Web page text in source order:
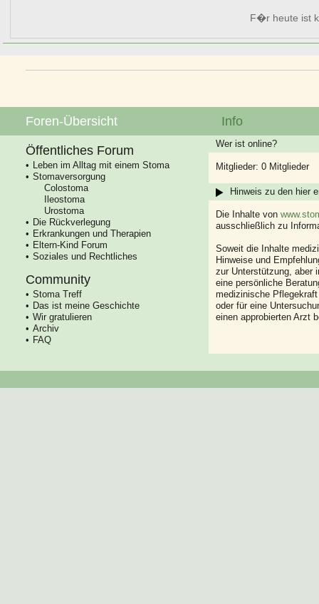
F�r heute ist
Foren-Übersicht
Öffentliches Forum
Leben im Alltag mit einem Stoma
Stomaversorgung
Colostoma
Ileostoma
Urostoma
Die Rückverlegung
Erkrankungen und Therapien
Eltern-Kind Forum
Soziales und Rechtliches
Community
Stoma Treff
Das ist meine Geschichte
Wir gratulieren
Archiv
FAQ
Info
Wer ist online?
Mitglieder: 0 Mitglieder
Hinweis zu den hier
Die Inhalte von
ausschließlich zu
Soweit die Inhalte
Hinweise und
zur Unterstützung, aber
eine persönliche
medizinische
oder für eine
einen approbierten Arzt